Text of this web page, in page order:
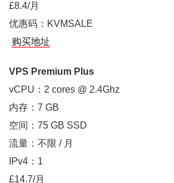
£8.4/月
优惠码：KVMSALE
购买地址
VPS Premium Plus
vCPU：2 cores @ 2.4Ghz
内存：7 GB
空间：75 GB SSD
流量：不限 / 月
IPv4：1
£14.7/月